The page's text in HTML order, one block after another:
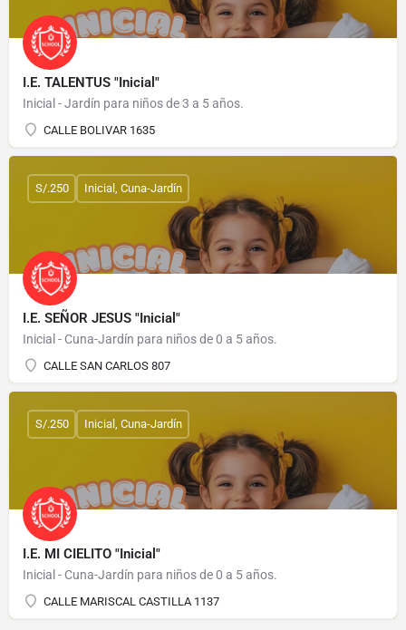
I.E. TALENTUS "Inicial"
Inicial - Jardín para niños de 3 a 5 años.
CALLE BOLIVAR 1635
I.E. SEÑOR JESUS "Inicial"
Inicial - Cuna-Jardín para niños de 0 a 5 años.
CALLE SAN CARLOS 807
S/.250 Inicial, Cuna-Jardín
I.E. MI CIELITO "Inicial"
Inicial - Cuna-Jardín para niños de 0 a 5 años.
CALLE MARISCAL CASTILLA 1137
S/.250 Inicial, Cuna-Jardín